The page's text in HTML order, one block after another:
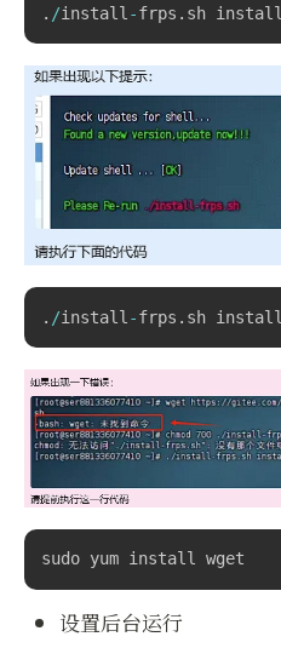
. /install -frps . sh install
. /install -frps . sh install
sudo yum install wget
设置后台运行